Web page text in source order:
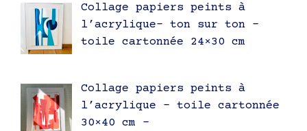
Collage papiers peints à
l’acrylique- ton sur ton –
toile cartonnée 24×30 cm
Collage papiers peints à
l’acrylique – toile cartonnée
30×40 cm –